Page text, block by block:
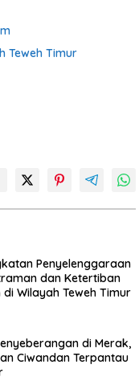
Teweh Timur
Penyelenggaraan
dan Ketertiban
di Wilayah Teweh Timur
di Merak,
Ciwandan Terpantau